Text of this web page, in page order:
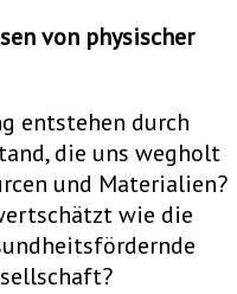
von physischer
entstehen durch
die uns wegholt
und Materialien?
wie die